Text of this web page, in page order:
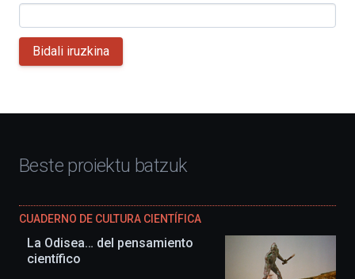
Bidali iruzkina
Beste proiektu batzuk
CUADERNO DE CULTURA CIENTÍFICA
La Odisea… del pensamiento
científico